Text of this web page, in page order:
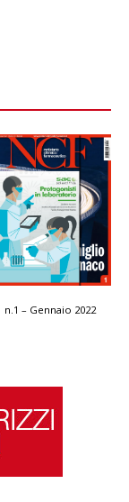
n.1 – Gennaio 2022